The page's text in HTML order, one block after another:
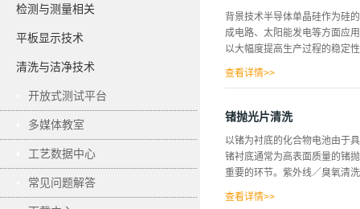
检测与测量相关
平板显示技术
清洗与洁净技术
开放式测试平台
多媒体教室
工艺数据中心
常见问题解答
起，可以做成二极管、三极管
分为双极集成电路和MOS集成
用薄膜。多晶硅常用在MOS器
可分为热二氧化硅和CVD淀积
背景技术半导体单晶硅作为硅
成电路、太阳能发电等方面应
以大幅度提高生产过程的稳定
及洗净再生过程产生了一定的
混合液中起到去除单晶硅表面
左右；并采用体积分数为3.4%
晶界性能的影响，同时清洗损
方案是：半导体12英寸单晶硅
查看详情>>
锗抛光片清洗
以锗为衬底的化合物电池由于
锗衬底通常为高表面质量的锗
重要的环节。紫外线／臭氧清
查看详情>>